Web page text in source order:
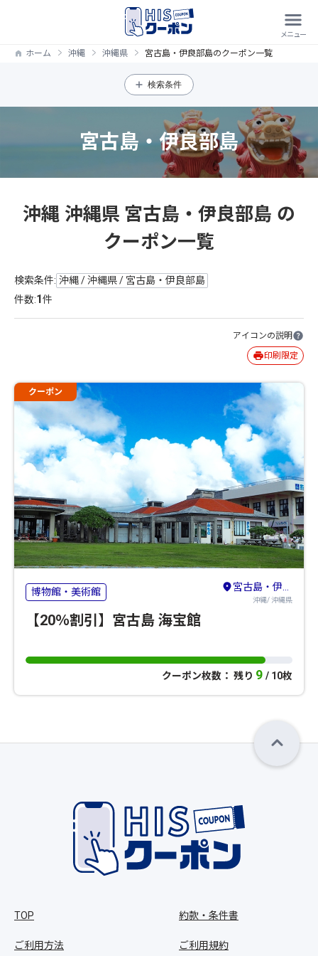
ホーム 沖縄 沖縄県 宮古島・伊良部島のクーポン一覧
検索条件
宮古島・伊良部島
沖縄 沖縄県 宮古島・伊良部島 の
クーポン一覧
検索条件: 沖縄 / 沖縄県 / 宮古島・伊良部島
件数:1件
アイコンの説明
印刷限定
クーポン
博物館・美術館 宮古島・伊良部島
沖縄/ 沖縄県
【20％割引】宮古島 海宝館
クーポン枚数： 残り 9 / 10枚
TOP
ご利用方法
約款・条件書
ご利用規約